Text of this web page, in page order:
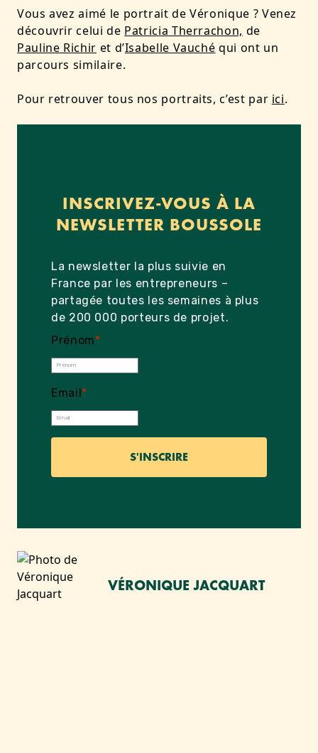
Vous avez aimé le portrait de Véronique ? Venez
découvrir celui de Patricia Therrachon, de
Pauline Richir et d’Isabelle Vauché qui ont un
parcours similaire.
Pour retrouver tous nos portraits, c’est par ici.
INSCRIVEZ-VOUS À LA
NEWSLETTER BOUSSOLE
La newsletter la plus suivie en
France par les entrepreneurs –
partagée toutes les semaines à plus
de 200 000 porteurs de projet.
Prénom*
Email*
VÉRONIQUE JACQUART